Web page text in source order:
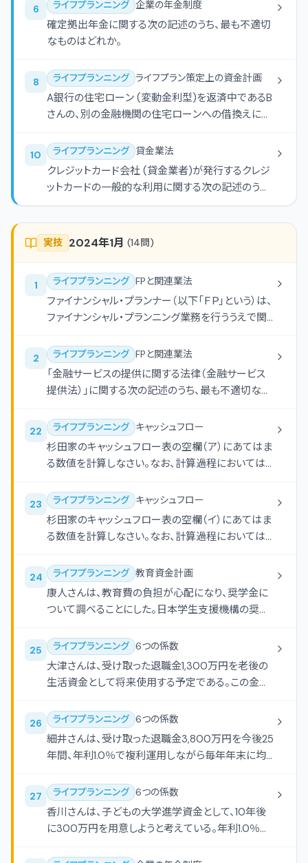
6 ライフプランニング 企業の年金制度
確定拠出年金に関する次の記述のうち、最も不適切
なものはどれか。
8 ライフプランニング ライフプラン策定上の資金計画
A銀行の住宅ローン (変動金利型)を返済中であるB
さんの、別の金融機関の住宅ローンへの借換えに関
10 ライフプランニング 貸金業法
クレジットカード会社 (貸金業者)が発行するクレジ
ットカードの一般的な利用に関する次の記述のうち、
最も不適切なものはどれか。
実技 2024年1月 (14問)
1 ライフプランニング FPと関連業法
ファイナンシャル・プランナー（以下「ＦＰ」という）は、
ファイナンシャル・プランニング業務を行ううえで関
に関する次の（ア）-（エ）の記述について、適切なも
のには○、不適切なものには×を解答欄に記入しな
さい。 （ア）弁護士または司法書士の登録を受けて
ある不動産の登記申請を代行した。 （イ）税理士の
登録を受けていないＦＰが、参加費有料の相続セミ
ナーを開催し、一般的な相続税の計算方法の説明と
仮定の事例に基づく相続税の計算手順について解
いＦＰが、参加費無料の年金セミナーを開催し、一般
的な社会保障制度に関する説明と年金相談に応じ
た。 （エ）金融サービス仲介業または生命保険募集
募集を目的として生命保険商品の説明を行い、具体
的な保険設計書を用いて顧客に保険の加入を促し
た。
2 ライフプランニング FPと関連業法
「金融サービスの提供に関する法律（金融サービス
提供法）」に関する次の記述のうち、最も不適切なも
22 ライフプランニング キャッシュフロー
杉田家のキャッシュフロー表の空欄（ア）にあてはま
る数値を計算しなさい。なお、計算過程においては
満を四捨五入すること。
23 ライフプランニング キャッシュフロー
杉田家のキャッシュフロー表の空欄（イ）にあてはま
る数値を計算しなさい。なお、計算過程においては
満を四捨五入すること。
24 ライフプランニング 教育資金計画
康人さんは、教育費の負担が心配になり、奨学金に
ついて調べることにした。日本学生支援機構の奨学
か。
25 ライフプランニング 6つの係数
大津さんは、受け取った退職金1,300万円を老後の
生活資金として将来使用する予定である。この金額
合計額はいくらになるか。 円
26 ライフプランニング 6つの係数
細井さんは、受け取った退職金3,800万円を今後25
年間、年利1.0％で複利運用しながら毎年年末に均
年取り崩すことができる最大金額はいくらになるか。
円
27 ライフプランニング 6つの係数
香川さんは、子どもの大学進学資金として、10年後
に300万円を用意しようと考えている。年利1.0％で